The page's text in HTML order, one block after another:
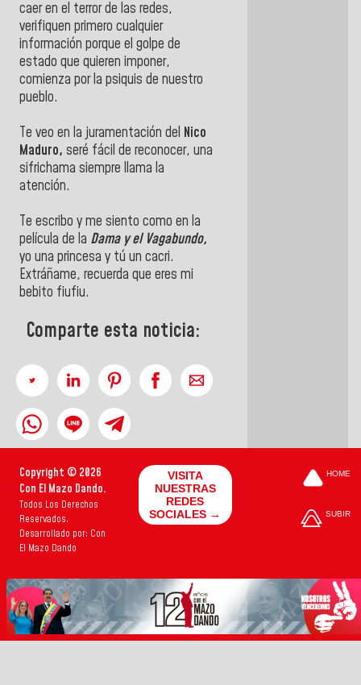
caer en el terror de las redes,
verifiquen primero cualquier
información porque el golpe de
estado que quieren imponer,
comienza por la psiquis de nuestro
pueblo.
Te veo en la juramentación del Nico
Maduro, seré fácil de reconocer, una
sifrichama siempre llama la
atención.
Te escribo y me siento como en la
película de la Dama y el Vagabundo,
yo una princesa y tú un cacri.
Extráñame, recuerda que eres mi
bebito fiufiu.
Comparte esta noticia:
Copyright © 2026
Con El Mazo Dando.
Todos Los Derechos
Reservados.
Desarrollado por: Con
El Mazo Dando
VISITA
NUESTRAS
REDES
SOCIALES →
HOME
SUBIR